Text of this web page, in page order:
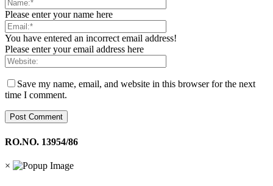
Please enter your name here
You have entered an incorrect email address!
Please enter your email address here
Save my name, email, and website in this browser for the next
time I comment.
RO.NO. 13954/86
×